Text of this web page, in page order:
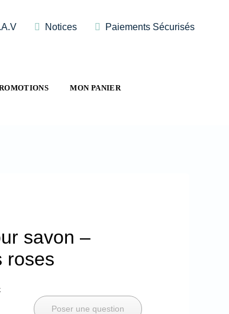
Notices Paiements Sécurisés
MON PANIER
savon –
roses
Poser une question